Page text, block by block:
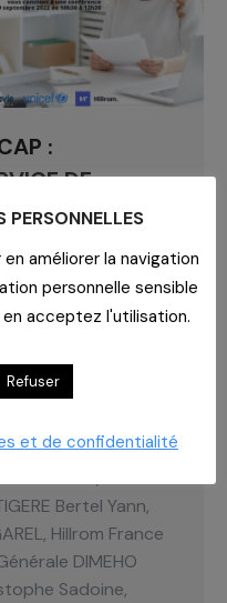
:
DE
RÉSIDENT
Paryadmin
Handicap sur le
de l’expérience
Bertel Yann,
Hillrom France
DIMEHO
Sadoine,
PERSONNELLES
améliorer la navigation
personnelle sensible
acceptez l'utilisation.
Refuser
et de confidentialité